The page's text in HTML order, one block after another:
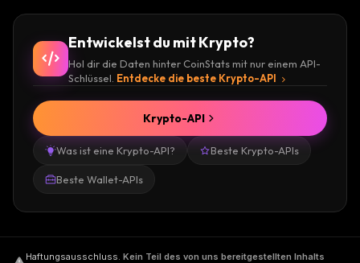
Entwickelst du mit Krypto?
Hol dir die Daten hinter CoinStats mit nur einem API-
Schlüssel. Entdecke die beste Krypto-API
Was ist eine Krypto-API? Beste Krypto-APIs
Beste Wallet-APIs
Krypto-API
Haftungsausschluss. Kein Teil des von uns bereitgestellten Inhalts